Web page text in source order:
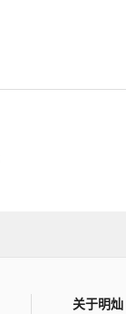
关于明灿